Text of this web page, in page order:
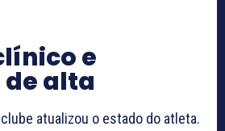
e
alta
atualizou o estado do atleta.